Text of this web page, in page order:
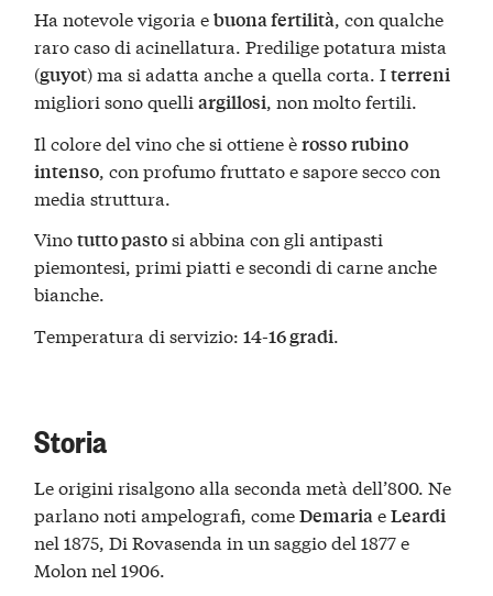
Ha notevole vigoria ebuona fertilità, con qualche
raro caso di acinellatura. Predilige potatura mista
(guyot) ma si adatta anche a quella corta. Iterreni
migliori sono quelliargillosi, non molto fertili.
Il colore del vino che si ottiene èrossorubino
intenso, con profumo fruttato e sapore secco con
media struttura.
Vinotutto pastosi abbina con gli antipasti
piemontesi, primi piatti e secondi di carne anche
bianche.
Temperatura di servizio:14-16 gradi.
Storia
Le origini risalgono alla seconda metà dell’800. Ne
parlano noti ampelografi, comeDemariaeLeardi
nel 1875, Di Rovasenda in un saggio del 1877 e
Molon nel 1906.